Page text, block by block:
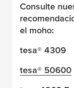
Consulte
el moho:
tesa® 4309
tesa® 50600